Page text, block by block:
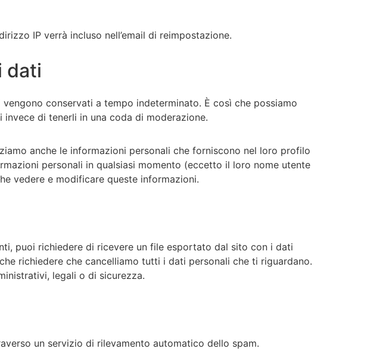
IP verrà incluso nell’email di reimpostazione.
dati
conservati a tempo indeterminato. È così che possiamo
di tenerli in una coda di moderazione.
anche le informazioni personali che forniscono nel loro profilo
personali in qualsiasi momento (eccetto il loro nome utente
vedere e modificare queste informazioni.
puoi richiedere di ricevere un file esportato dal sito con i dati
richiedere che cancelliamo tutti i dati personali che ti riguardano.
legali o di sicurezza.
un servizio di rilevamento automatico dello spam.